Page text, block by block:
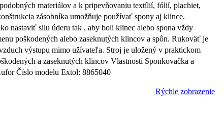
materiálov a k pripevňovaniu textílií, fólií, plachiet,
zásobníka umožňuje používať spony aj klince.
nastaviť silu úderu tak , aby boli klinec alebo spona vždy
poškodených alebo zaseknutých klincov a spôn. Rukoväť je
výstupu mimo užívateľa. Stroj je uložený v praktickom
a zaseknutých klincov Vlastnosti Sponkovačka a
Číslo modelu Extol: 8865040
Rýchle zobrazenie